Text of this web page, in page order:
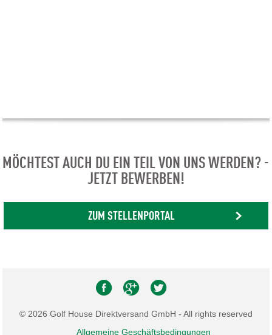
MÖCHTEST AUCH DU EIN TEIL VON UNS WERDEN? -
JETZT BEWERBEN!
ZUM STELLENPORTAL
© 2026 Golf House Direktversand GmbH - All rights reserved
Allgemeine Geschäftsbedingungen